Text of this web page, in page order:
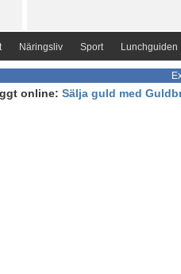
Näringsliv Sport Lunchguiden
online: Sälja guld med